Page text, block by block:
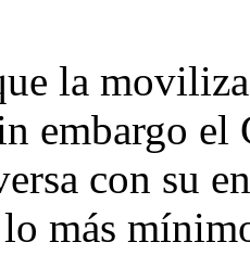
la
embargo
con su
lo más